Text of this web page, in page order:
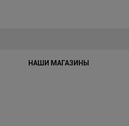
НАШИ МАГАЗИНЫ